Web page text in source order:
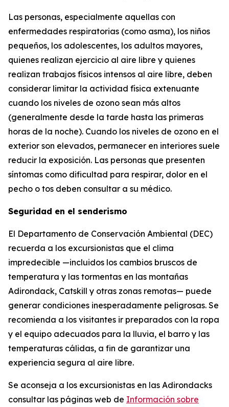
Las personas, especialmente aquellas con
enfermedades respiratorias (como asma), los niños
pequeños, los adolescentes, los adultos mayores,
quienes realizan ejercicio al aire libre y quienes
realizan trabajos físicos intensos al aire libre, deben
considerar limitar la actividad física extenuante
cuando los niveles de ozono sean más altos
(generalmente desde la tarde hasta las primeras
horas de la noche). Cuando los niveles de ozono en el
exterior son elevados, permanecer en interiores suele
reducir la exposición. Las personas que presenten
síntomas como dificultad para respirar, dolor en el
pecho o tos deben consultar a su médico.
Seguridad en el senderismo
El Departamento de Conservación Ambiental (DEC)
recuerda a los excursionistas que el clima
impredecible —incluidos los cambios bruscos de
temperatura y las tormentas en las montañas
Adirondack, Catskill y otras zonas remotas— puede
generar condiciones inesperadamente peligrosas. Se
recomienda a los visitantes ir preparados con la ropa
y el equipo adecuados para la lluvia, el barro y las
temperaturas cálidas, a fin de garantizar una
experiencia segura al aire libre.
Se aconseja a los excursionistas en las Adirondacks
consultar las páginas web de Información sobre